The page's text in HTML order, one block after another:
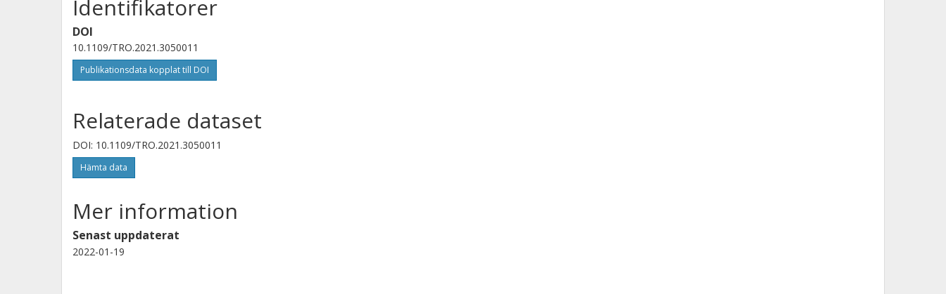
Identifikatorer
DOI
10.1109/TRO.2021.3050011
Publikationsdata kopplat till DOI
Relaterade dataset
DOI: 10.1109/TRO.2021.3050011
Hämta data
Mer information
Senast uppdaterat
2022-01-19